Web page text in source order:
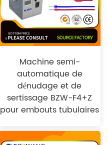
Machine semi-
automatique de
dénudage et de
sertissage BZW-F4+Z
pour embouts tubulaires